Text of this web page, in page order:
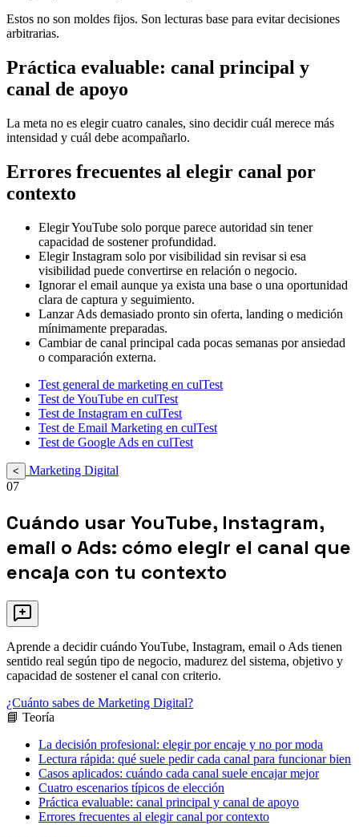
Estos no son moldes fijos. Son lecturas base para evitar decisiones
arbitrarias.
Práctica evaluable: canal principal y
canal de apoyo
La meta no es elegir cuatro canales, sino decidir cuál merece más
intensidad y cuál debe acompañarlo.
Errores frecuentes al elegir canal por
contexto
Elegir YouTube solo porque parece autoridad sin tener
capacidad de sostener profundidad.
Elegir Instagram solo por visibilidad sin revisar si esa
visibilidad puede convertirse en relación o negocio.
Ignorar el email aunque ya exista una base o una oportunidad
clara de captura y seguimiento.
Lanzar Ads demasiado pronto sin oferta, landing o medición
mínimamente preparadas.
Cambiar de canal principal cada pocas semanas por ansiedad
o comparación externa.
Test general de marketing en culTest
Test de YouTube en culTest
Test de Instagram en culTest
Test de Email Marketing en culTest
Test de Google Ads en culTest
<
Marketing Digital
07
Cuándo usar YouTube, Instagram,
email o Ads: cómo elegir el canal que
encaja con tu contexto
Aprende a decidir cuándo YouTube, Instagram, email o Ads tienen
sentido real según tipo de negocio, madurez del sistema, objetivo y
capacidad de sostener el canal con criterio.
¿Cuánto sabes de Marketing Digital?
📘 Teoría
La decisión profesional: elegir por encaje y no por moda
Lectura rápida: qué suele pedir cada canal para funcionar bien
Casos aplicados: cuándo cada canal suele encajar mejor
Cuatro escenarios típicos de elección
Práctica evaluable: canal principal y canal de apoyo
Errores frecuentes al elegir canal por contexto